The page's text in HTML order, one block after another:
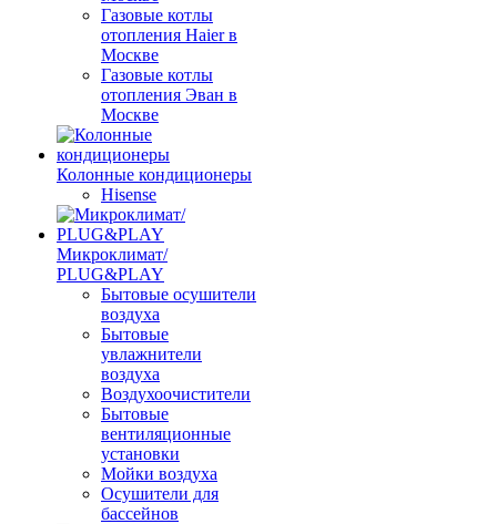
Газовые котлы
отопления Haier в
Москве
Газовые котлы
отопления Эван в
Москве
Колонные кондиционеры
Hisense
Микроклимат/
PLUG&PLAY
Бытовые осушители
воздуха
Бытовые
увлажнители
воздуха
Воздухоочистители
Бытовые
вентиляционные
установки
Мойки воздуха
Осушители для
бассейнов